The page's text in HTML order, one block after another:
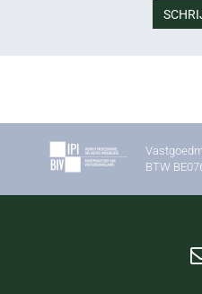
BTW